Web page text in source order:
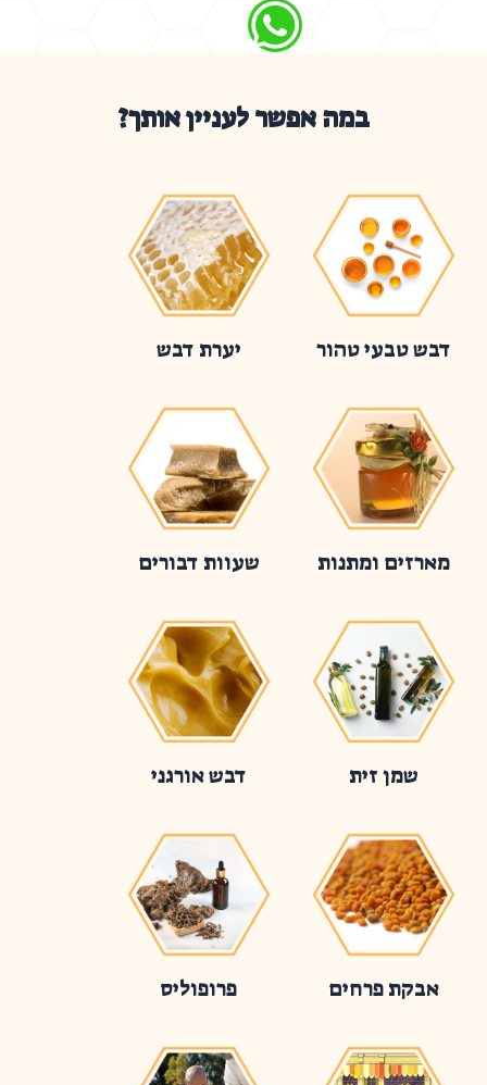
במה אפשר לעניין אותך?
דבש טבעי טהור יערת דבש
מארזים ומתנות שעוות דבורים
שמן זית דבש אורגני
אבקת פרחים פרופוליס